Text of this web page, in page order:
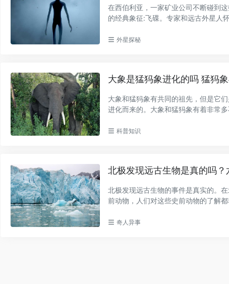
在西伯利亚，一家矿业公司不断碰到
的经典象征:飞碟。专家和远古外星人
外星探秘
大象是猛犸象进化的吗 猛犸
大象和猛犸象有共同的祖先，但是它
进化而来的。大象和猛犸象有着非常
科普知识
北极发现远古生物是真的吗
北极发现远古生物的事件是真实的。
前动物，人们对这些史前动物的了解
奇人异事